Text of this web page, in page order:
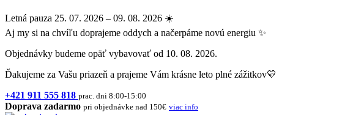
Letná pauza 25. 07. 2026 – 09. 08. 2026 ☀️
Aj my si na chvíľu doprajeme oddych a načerpáme novú energiu ✨
Objednávky budeme opäť vybavovať od 10. 08. 2026.
Ďakujeme za Vašu priazeň a prajeme Vám krásne leto plné zážitkov💛
+421 911 555 818 prac. dni 8:00-15:00
Doprava zadarmo pri objednávke nad 150€ viac info